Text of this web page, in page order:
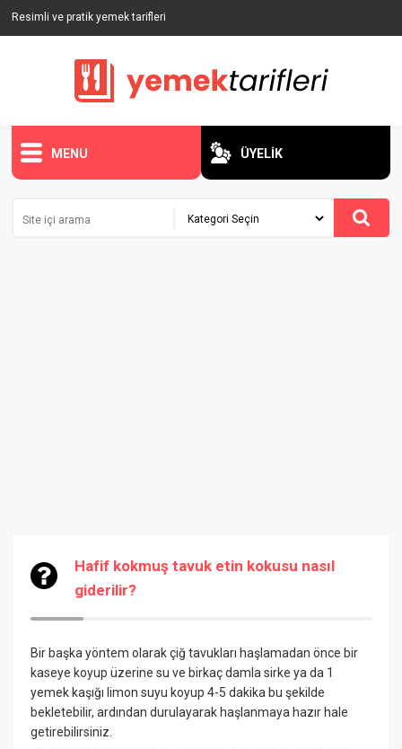
Resimli ve pratik yemek tarifleri
MENU ÜYELİK
Hafif kokmuş tavuk etin kokusu nasıl
giderilir?
Bir başka yöntem olarak çiğ tavukları haşlamadan önce bir
kaseye koyup üzerine su ve birkaç damla sirke ya da 1
yemek kaşığı limon suyu koyup 4-5 dakika bu şekilde
bekletebilir, ardından durulayarak haşlanmaya hazır hale
getirebilirsiniz.